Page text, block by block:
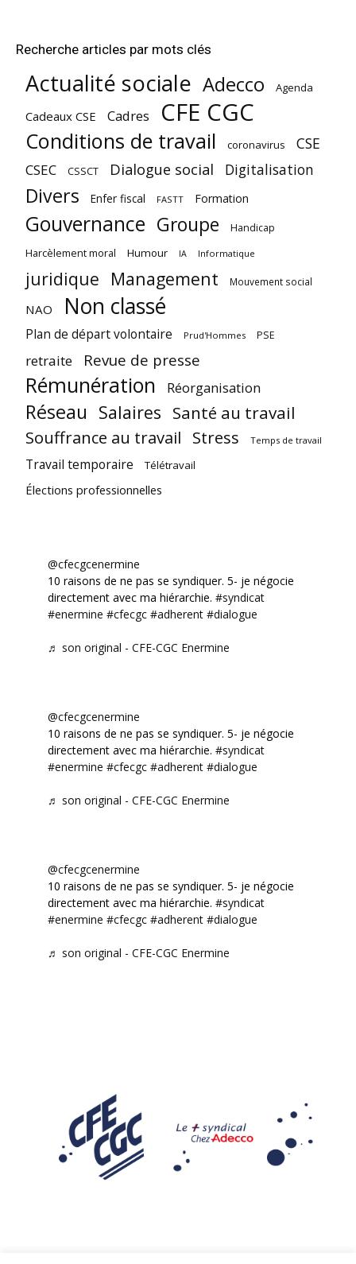
Recherche articles par mots clés
Actualité sociale Adecco Agenda
Cadeaux CSE Cadres CFE CGC
Conditions de travail coronavirus CSE
CSEC CSSCT Dialogue social Digitalisation
Divers Enfer fiscal FASTT Formation
Gouvernance Groupe Handicap
Harcèlement moral Humour IA Informatique
juridique Management Mouvement social
NAO Non classé
Plan de départ volontaire Prud'Hommes PSE
retraite Revue de presse
Rémunération Réorganisation
Réseau Salaires Santé au travail
Souffrance au travail Stress Temps de travail
Travail temporaire Télétravail
Élections professionnelles
@cfecgcenermine
10 raisons de ne pas se syndiquer. 5- je négocie
directement avec ma hiérarchie. #syndicat
#enermine #cfecgc #adherent #dialogue
♬ son original - CFE-CGC Enermine
@cfecgcenermine
10 raisons de ne pas se syndiquer. 5- je négocie
directement avec ma hiérarchie. #syndicat
#enermine #cfecgc #adherent #dialogue
♬ son original - CFE-CGC Enermine
@cfecgcenermine
10 raisons de ne pas se syndiquer. 5- je négocie
directement avec ma hiérarchie. #syndicat
#enermine #cfecgc #adherent #dialogue
♬ son original - CFE-CGC Enermine